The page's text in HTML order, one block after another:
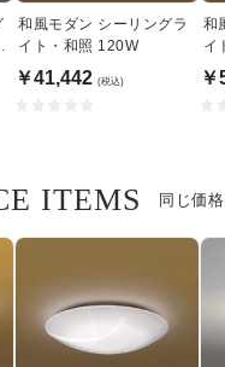
和風モダン シーリングラ
イト・和照 120W
￥41,442 (税込)
和
￥
同じ価
ITEMS